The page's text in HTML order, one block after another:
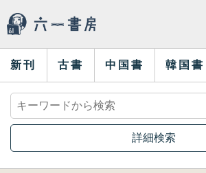
新刊 古書 中国書 韓国書
詳細検索